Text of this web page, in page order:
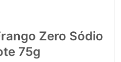
Zero Sódio
75g